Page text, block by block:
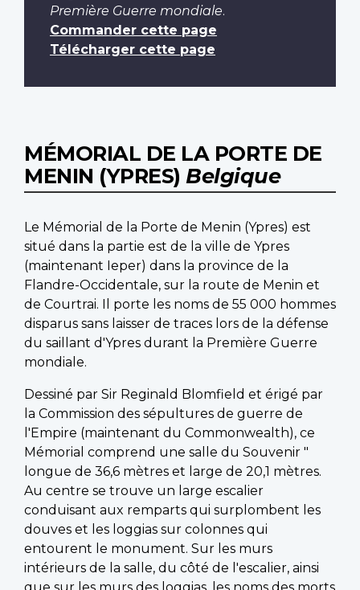
Première Guerre mondiale.
Commander cette page
Télécharger cette page
MÉMORIAL DE LA PORTE DE
MENIN (YPRES) Belgique
Le Mémorial de la Porte de Menin (Ypres) est
situé dans la partie est de la ville de Ypres
(maintenant Ieper) dans la province de la
Flandre-Occidentale, sur la route de Menin et
de Courtrai. Il porte les noms de 55 000 hommes
disparus sans laisser de traces lors de la défense
du saillant d'Ypres durant la Première Guerre
mondiale.
Dessiné par Sir Reginald Blomfield et érigé par
la Commission des sépultures de guerre de
l'Empire (maintenant du Commonwealth), ce
Mémorial comprend une salle du Souvenir "
longue de 36,6 mètres et large de 20,1 mètres.
Au centre se trouve un large escalier
conduisant aux remparts qui surplombent les
douves et les loggias sur colonnes qui
entourent le monument. Sur les murs
intérieurs de la salle, du côté de l'escalier, ainsi